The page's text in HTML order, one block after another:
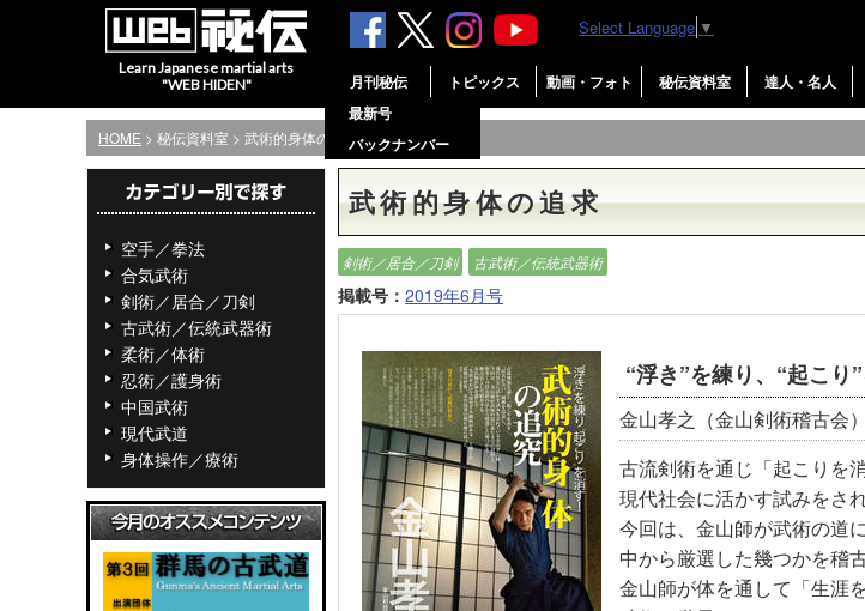
Learn Japanese martial arts
"WEB HIDEN"
月刊秘伝
最新号
バックナンバー
トピックス 動画・フォト 秘伝資料室 達人・名人
Select Language ▼
HOME > 秘伝資料室 > 武術的身体の追求
空手／拳法
合気武術
剣術／居合／刀剣
古武術／伝統武器術
柔術／体術
忍術／護身術
中国武術
現代武道
身体操作／療術
武術的身体の追求
剣術／居合／刀剣 古武術／伝統武器術
掲載号： 2019年6月号
“浮き”を練り、“起こり
金山孝之（金山剣術稽古会）
古流剣術を通じ「起こりを
現代社会に活かす試みをさ
今回は、金山師が武術の道
中から厳選した幾つかを稽
金山師が体を通して「生涯